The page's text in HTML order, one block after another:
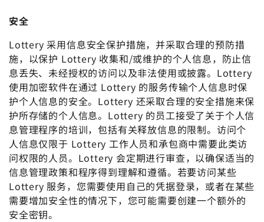
安全
Lottery 采用信息安全保护措施，并采取合理的预防措
施，以保护 Lottery 收集和/或维护的个人信息，防止信
息丢失、未经授权的访问以及非法使用或披露。Lottery
使用加密软件在通过 Lottery 的服务传输个人信息时保
护个人信息的安全。Lottery 还采取合理的安全措施来保
护所存储的个人信息。Lottery 的员工接受了关于个人信
息管理程序的培训，包括有关释放信息的限制。访问个
人信息仅限于 Lottery 工作人员和承包商中需要此类访
问权限的人员。Lottery 会定期进行审查，以确保适当的
信息管理政策和程序得到理解和遵循。若要访问某些
Lottery 服务，您需要使用自己的凭据登录，或者在某些
需要增加安全性的情况下，您可能需要创建一个额外的
安全密钥。